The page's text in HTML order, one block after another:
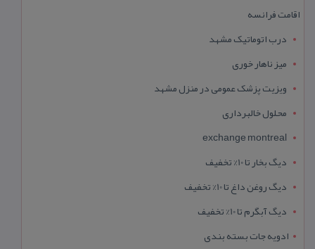
اقامت فرانسه
درب اتوماتیک مشهد
میز ناهار خوری
ویزیت پزشک عمومی در منزل مشهد
محلول خالبرداری
exchange montreal
دیگ بخار تا 10% تخفیف
دیگ روغن داغ تا 10% تخفیف
دیگ آبگرم تا 10% تخفیف
ادویه جات بسته بندی